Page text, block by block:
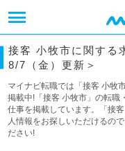
接客 小牧市に関する
8/7（金）更新＞
マイナビ転職では「接客 小牧
掲載中!「接客 小牧市」の転職
仕事を掲載しています。「接
人情報をお探しいただけるの
ださい!